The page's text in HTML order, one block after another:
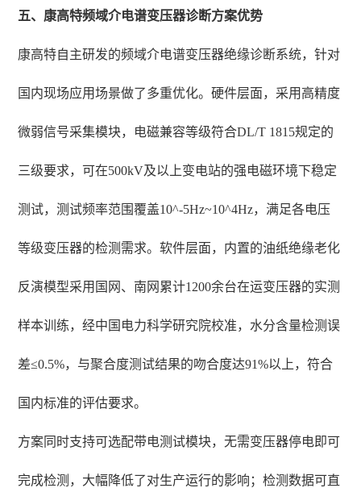
五、康高特频域介电谱变压器诊断方案优势
康高特自主研发的频域介电谱变压器绝缘诊断系统，针对
国内现场应用场景做了多重优化。硬件层面，采用高精度
微弱信号采集模块，电磁兼容等级符合DL/T 1815规定的
三级要求，可在500kV及以上变电站的强电磁环境下稳定
测试，测试频率范围覆盖10^-5Hz~10^4Hz，满足各电压
等级变压器的检测需求。软件层面，内置的油纸绝缘老化
反演模型采用国网、南网累计1200余台在运变压器的实测
样本训练，经中国电力科学研究院校准，水分含量检测误
差≤0.5%，与聚合度测试结果的吻合度达91%以上，符合
国内标准的评估要求。
方案同时支持可选配带电测试模块，无需变压器停电即可
完成检测，大幅降低了对生产运行的影响；检测数据可直